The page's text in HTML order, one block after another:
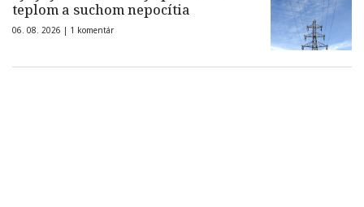
teplom a suchom nepocítia
06. 08. 2026 | 1 komentár